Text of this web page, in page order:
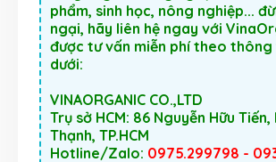
phẩm, sinh học, nông nghiệp...
ngại, hãy liên hệ ngay với
được tư vấn miễn phí theo thông
dưới:
VINAORGANIC CO.,LTD
Trụ sở HCM: 86 Nguyễn Hữu Tiến,
Thạnh, TP.HCM
Hotline/Zalo: 0975.299798 -